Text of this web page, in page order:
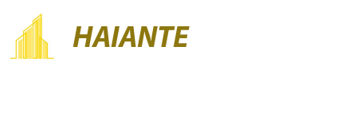
HAIANTE